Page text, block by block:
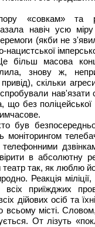
«совкам» та
навіч усю
(якби не
більш масова
знову ж,
скільки
спробували
що без
був
телефонними
в абсолютну
так, як люблю
Реакція
приїжджих
дійових осіб та
всьому місті.
От лізуть